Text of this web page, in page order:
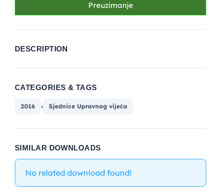
Preuzimanje
DESCRIPTION
CATEGORIES & TAGS
2016 , Sjednice Upravnog vijeća
SIMILAR DOWNLOADS
No related download found!